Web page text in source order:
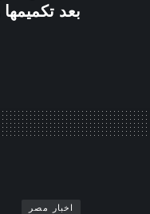
بعد تكميمها
اخبار مصر